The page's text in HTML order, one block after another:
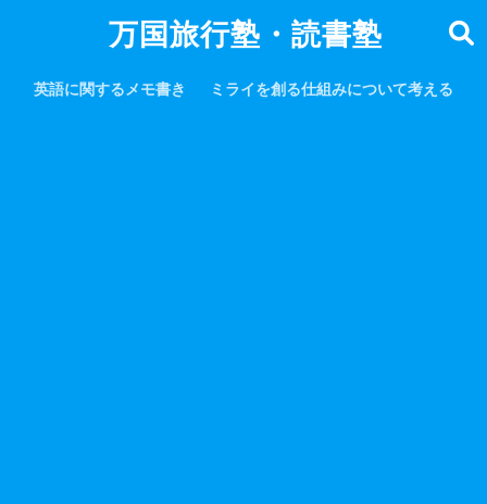
万国旅行塾・読書塾
英語に関するメモ書き ミライを創る仕組みについて考える